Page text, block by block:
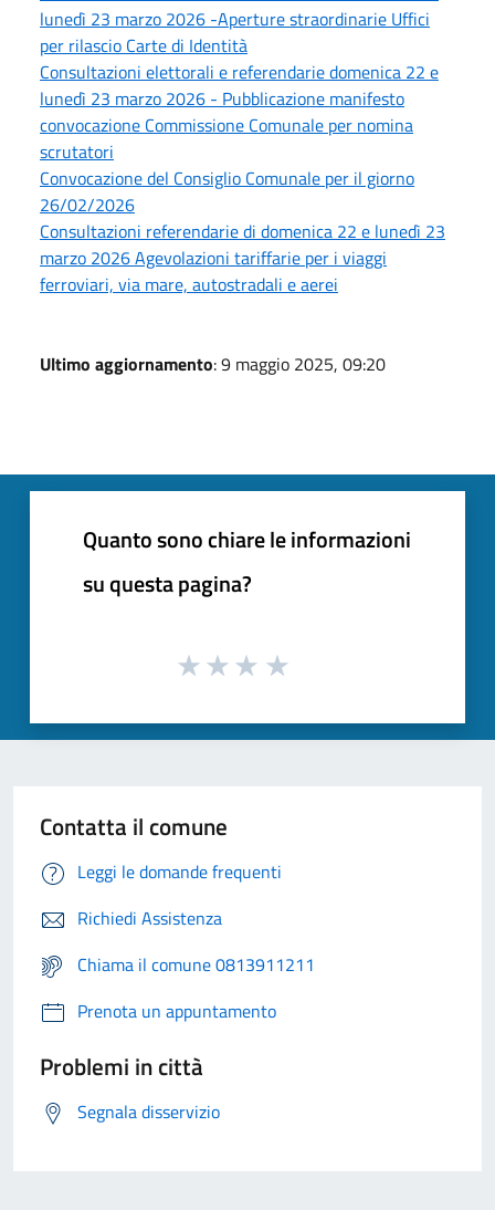
lunedì 23 marzo 2026 -Aperture straordinarie Uffici
per rilascio Carte di Identità
Consultazioni elettorali e referendarie domenica 22 e
lunedì 23 marzo 2026 - Pubblicazione manifesto
convocazione Commissione Comunale per nomina
scrutatori
Convocazione del Consiglio Comunale per il giorno
26/02/2026
Consultazioni referendarie di domenica 22 e lunedì 23
marzo 2026 Agevolazioni tariffarie per i viaggi
ferroviari, via mare, autostradali e aerei
Ultimo aggiornamento: 9 maggio 2025, 09:20
Quanto sono chiare le informazioni
su questa pagina?
Contatta il comune
Leggi le domande frequenti
Richiedi Assistenza
Chiama il comune 0813911211
Prenota un appuntamento
Problemi in città
Segnala disservizio